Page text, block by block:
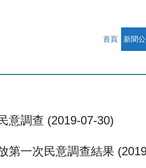
首頁
新聞
意調查 (2019-07-30)
第一次民意調查結果